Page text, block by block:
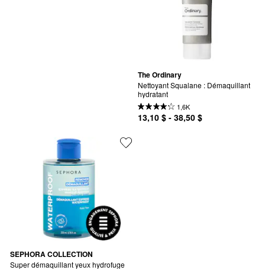
The Ordinary
Nettoyant Squalane : Démaquillant
hydratant
1,6K
13,10 $ - 38,50 $
SEPHORA COLLECTION
Super démaquillant yeux hydrofuge